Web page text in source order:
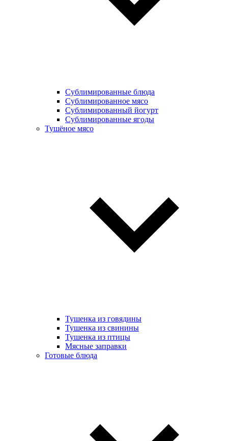
Сублимированные блюда
Cублимированное мясо
Сублимированный йогурт
Сублимированные ягоды
Тушёное мясо
Тушенка из говядины
Тушенка из свинины
Тушенка из птицы
Мясные заправки
Готовые блюда